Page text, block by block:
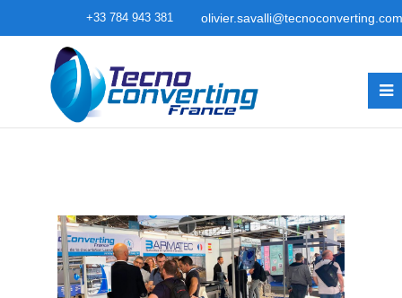
+33 784 943 381 olivier.savalli@tecnoconverting.com